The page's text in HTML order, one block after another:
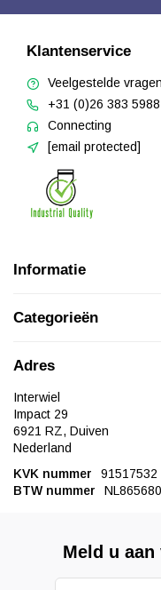
Klantenservice
Veelgestelde vragen
+31 (0)26 383 5988
Connecting
[email protected]
Informatie
Categorieën
Adres
Interwiel
Impact 29
6921 RZ, Duiven
Nederland
KVK nummer
91517532
BTW nummer
Meld u